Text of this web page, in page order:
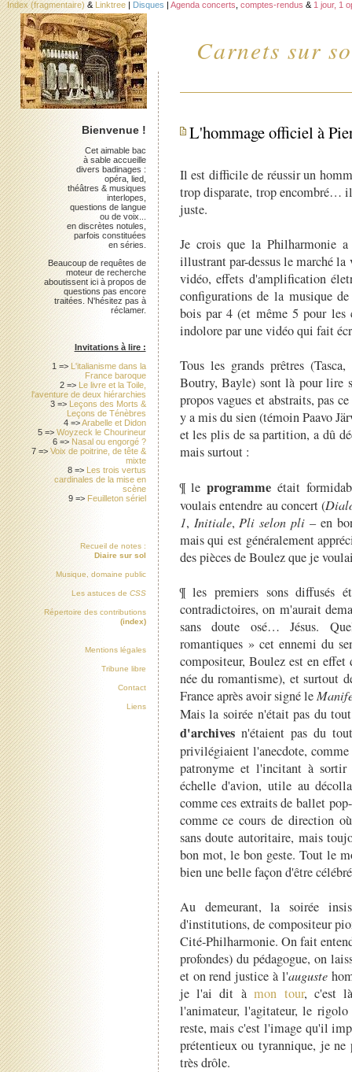
Carnets sur
Index (fragmentaire) & Linktree | Disques | Agenda concerts comptes-rendus & 1 jour, 1
L'hommage officiel à
Il est difficile de réussir un
trop disparate, trop encombré…
juste.
Je crois que la Philharmonie
illustrant par-dessus le marché
vidéo, effets d'amplification
configurations de la musique
bois par 4 (et même 5 pour les
indolore par une vidéo qui fait
Tous les grands prêtres
Boutry, Bayle) sont là pour lire
propos vagues et abstraits, pas
y a mis du sien (témoin Paavo
et les plis de sa partition, a dû
mais surtout :
¶ leprogramme était
voulais entendre au concert (
1, Initiale,Pli selon pli – en
mais qui est généralement
des pièces de Boulez que je
¶ les premiers sons diffusés
contradictoires, on m'aurait
sans doute osé… Jésus.
romantiques » cet ennemi du
compositeur, Boulez est en
née du romantisme), et surtout
France après avoir signé le
Mais la soirée n'était pas du
d'archivesn'étaient pas du
privilégiaient l'anecdote,
patronyme et l'incitant à
échelle d'avion, utile au
comme ces extraits de ballet
commece cours de direction
sans doute autoritaire, mais
bon mot, le bon geste. Tout le
bien une belle façon d'être
Au demeurant, la soirée
d'institutions, de compositeur
Cité-Philharmonie. On fait
profondes) du pédagogue, on
et on rend justice à l'auguste
je l'ai dit àmon tour, c'est
l'animateur, l'agitateur, le
reste, mais c'est l'image qu'il
prétentieux ou tyrannique, je
très drôle.
Bienvenue !
Cet aimable bac
à sable accueille
divers badinages :
opéra, lied,
théâtres & musiques
interlopes,
questions de langue
ou de voix...
en discrètes notules,
parfois constituées
en séries.
Beaucoup de requêtes de
moteur de recherche
aboutissent ici à propos de
questions pas encore
traitées. N'hésitez pas à
réclamer.
Invitations à lire :
1 => L'italianisme dans la
France baroque
2 => Le livre et la Toile,
l'aventure de deux hiérarchies
3 => Leçons des Morts &
Leçons de Ténèbres
4 =>Arabelle et Didon
5 =>Woyzeck le Chourineur
6 => Nasal ou engorgé ?
7 =>Voix de poitrine, de tête &
mixte
8 => Les trois vertus
cardinales de la mise en
scène
9 => Feuilleton sériel
Recueil de notes :
Diaire sur sol
Musique, domaine public
Les astuces de CSS
Répertoire des contributions
(index)
Mentions légales
Tribune libre
Contact
Liens